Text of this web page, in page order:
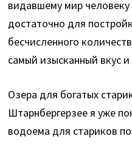
видавшему мир
достаточно для
бесчисленного
самый изысканный вкус
Озера для богатых
Штарнбергерзее я уже
водоема для стариков